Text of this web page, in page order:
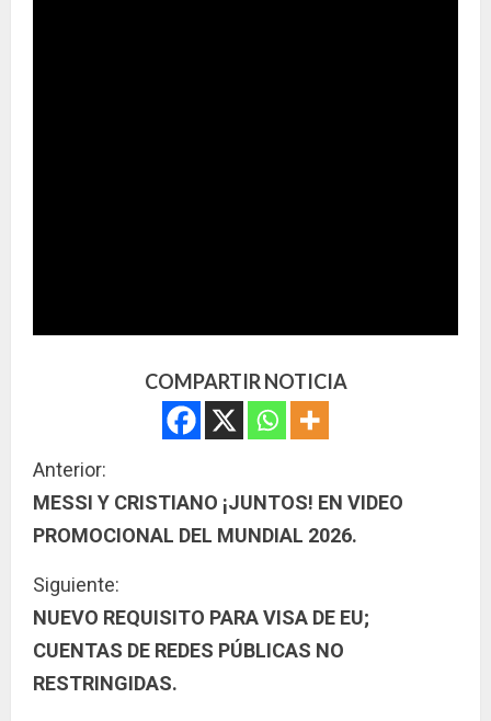
COMPARTIR NOTICIA
S
i
g
u
e
Anterior:
MESSI Y CRISTIANO ¡JUNTOS! EN VIDEO
PROMOCIONAL DEL MUNDIAL 2026.
Siguiente:
NUEVO REQUISITO PARA VISA DE EU;
CUENTAS DE REDES PÚBLICAS NO
RESTRINGIDAS.